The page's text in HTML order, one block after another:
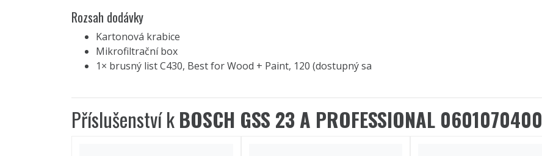
Rozsah dodávky
Kartonová krabice
Mikrofiltrační box
1× brusný list C430, Best for Wood + Paint, 120 (dostupný sa
Příslušenství kBOSCH GSS 23 A PROFESSIONAL 0601070400